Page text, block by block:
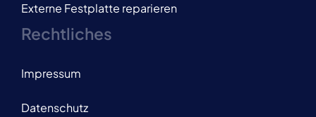
Externe Festplatte reparieren
Rechtliches
Impressum
Datenschutz